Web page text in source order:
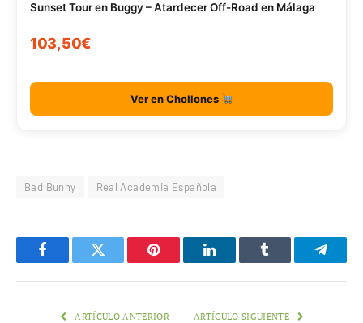
Sunset Tour en Buggy – Atardecer Off-Road en Málaga
103,50€
Ver en Chollones
Bad Bunny Real Academia Española
FacebookTwitter Pinterest LinkedInTumblr
ARTÍCULO ANTERIOR ARTÍCULO SIGUIENTE